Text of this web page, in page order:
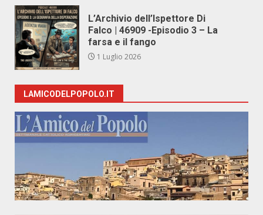
L’Archivio dell’Ispettore Di
Falco | 46909 -Episodio 3 – La
farsa e il fango
1 Luglio 2026
LAMICODELPOPOLO.IT